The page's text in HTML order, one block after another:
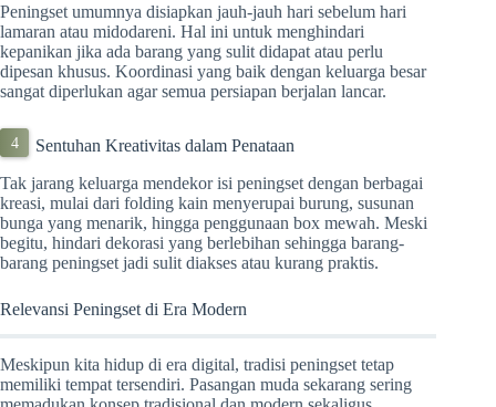
Peningset umumnya disiapkan jauh-jauh hari sebelum hari
lamaran atau midodareni. Hal ini untuk menghindari
kepanikan jika ada barang yang sulit didapat atau perlu
dipesan khusus. Koordinasi yang baik dengan keluarga besar
sangat diperlukan agar semua persiapan berjalan lancar.
Sentuhan Kreativitas dalam Penataan
Tak jarang keluarga mendekor isi peningset dengan berbagai
kreasi, mulai dari folding kain menyerupai burung, susunan
bunga yang menarik, hingga penggunaan box mewah. Meski
begitu, hindari dekorasi yang berlebihan sehingga barang-
barang peningset jadi sulit diakses atau kurang praktis.
Relevansi Peningset di Era Modern
Meskipun kita hidup di era digital, tradisi peningset tetap
memiliki tempat tersendiri. Pasangan muda sekarang sering